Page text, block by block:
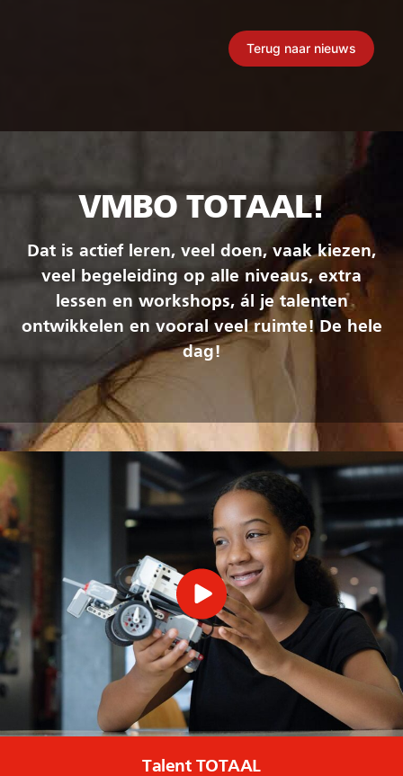
Terug naar nieuws
VMBO TOTAAL!
Dat is actief leren, veel doen, vaak kiezen,
veel begeleiding op alle niveaus, extra
lessen en workshops, ál je talenten
ontwikkelen en vooral veel ruimte! De hele
dag!
Talent TOTAAL